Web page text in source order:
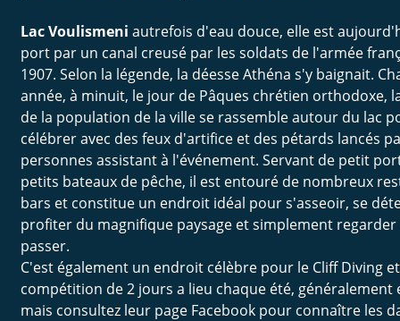
Lac Voulismeni autrefois d'eau douce, elle est
port par un canal creusé par les soldats de l'armée
1907. Selon la légende, la déesse Athéna s'y baignait.
année, à minuit, le jour de Pâques chrétien orthodoxe,
de la population de la ville se rassemble autour du lac
célébrer avec des feux d'artifice et des pétards lancés
personnes assistant à l'événement. Servant de petit
petits bateaux de pêche, il est entouré de nombreux
bars et constitue un endroit idéal pour s'asseoir, se
profiter du magnifique paysage et simplement
passer.
C'est également un endroit célèbre pour le Cliff Diving
compétition de 2 jours a lieu chaque été,
mais consultez leur page Facebook pour connaître les